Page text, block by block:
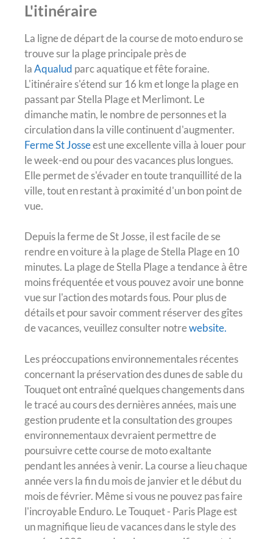
L'itinéraire
La ligne de départ de la course de moto enduro se
trouve sur la plage principale près de
laAqualud parc aquatique et fête foraine.
L'itinéraire s'étend sur 16 km et longe la plage en
passant par Stella Plage et Merlimont. Le
dimanche matin, le nombre de personnes et la
circulation dans la ville continuent d'augmenter.
Ferme St Josseest une excellente villa à louer pour
le week-end ou pour des vacances plus longues.
Elle permet de s'évader en toute tranquillité de la
ville, tout en restant à proximité d'un bon point de
vue.
Depuis la ferme de St Josse, il est facile de se
rendre en voiture à la plage de Stella Plage en 10
minutes. La plage de Stella Plage a tendance à être
moins fréquentée et vous pouvez avoir une bonne
vue sur l'action des motards fous. Pour plus de
détails et pour savoir comment réserver des gîtes
de vacances, veuillez consulter notrewebsite.
Les préoccupations environnementales récentes
concernant la préservation des dunes de sable du
Touquet ont entraîné quelques changements dans
le tracé au cours des dernières années, mais une
gestion prudente et la consultation des groupes
environnementaux devraient permettre de
poursuivre cette course de moto exaltante
pendant les années à venir. La course a lieu chaque
année vers la fin du mois de janvier et le début du
mois de février. Même si vous ne pouvez pas faire
l'incroyable Enduro. Le Touquet - Paris Plage est
un magnifique lieu de vacances dans le style des